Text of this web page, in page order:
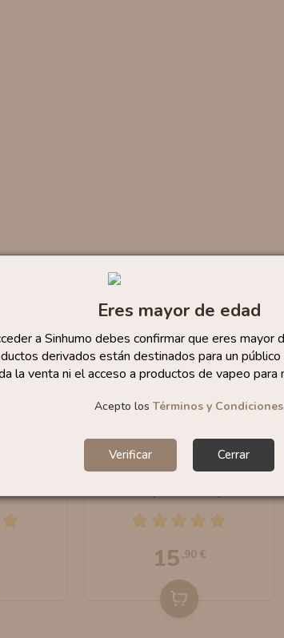
Eres mayor de edad
a Sinhumo debes confirmar que eres mayor
derivados están destinados para un
la venta ni el acceso a productos de vapeo para
Acepto los Términos y
Verificar Cerrar
30ml
Aroma Choco Delice
15 ,90 €